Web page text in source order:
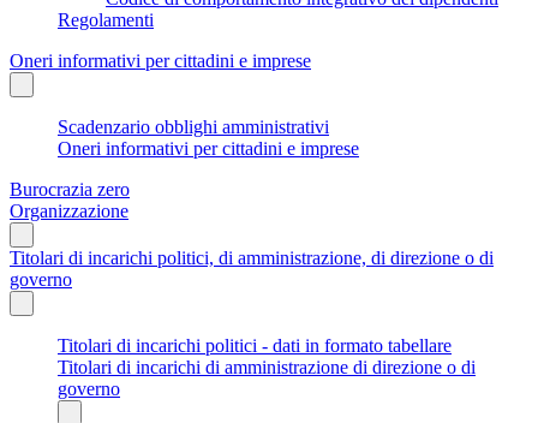
Regolamenti
Oneri informativi per cittadini e imprese
Scadenzario obblighi amministrativi
Oneri informativi per cittadini e imprese
Burocrazia zero
Organizzazione
Titolari di incarichi politici, di amministrazione, di direzione o di
governo
Titolari di incarichi politici - dati in formato tabellare
Titolari di incarichi di amministrazione di direzione o di
governo